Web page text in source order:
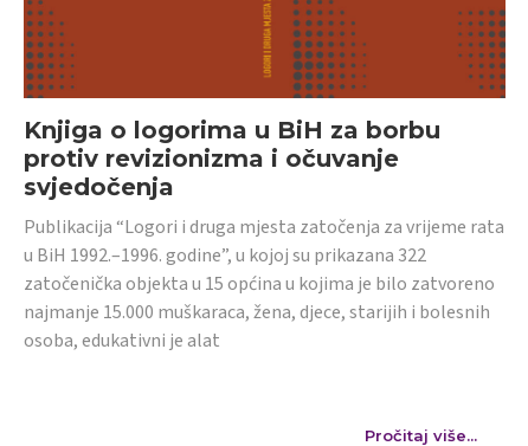
Knjiga o logorima u BiH za borbu
protiv revizionizma i očuvanje
svjedočenja
Publikacija “Logori i druga mjesta zatočenja za vrijeme rata
u BiH 1992.–1996. godine”, u kojoj su prikazana 322
zatočenička objekta u 15 općina u kojima je bilo zatvoreno
najmanje 15.000 muškaraca, žena, djece, starijih i bolesnih
osoba, edukativni je alat
Pročitaj više...